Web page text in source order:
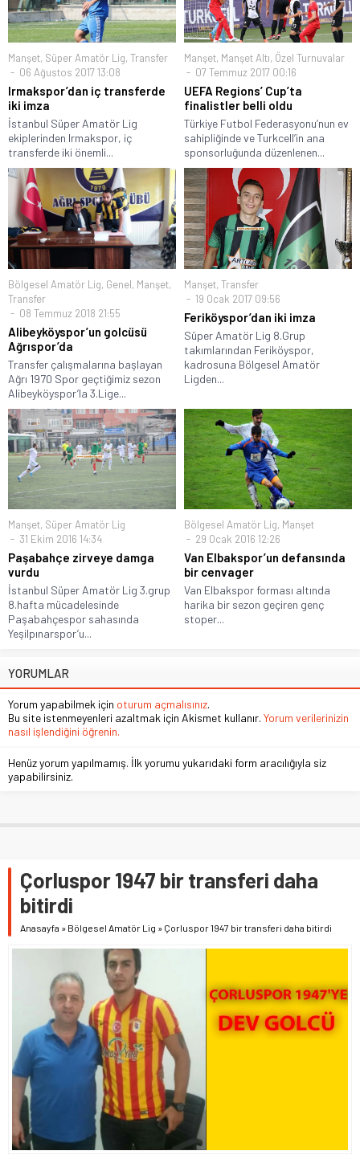
Manşet, Süper Amatör Lig, Transfer
06 Ağustos 2017 13:08
Irmakspor’dan iç transferde
iki imza
İstanbul Süper Amatör Lig
ekiplerinden Irmakspor, iç
transferde iki önemli...
Manşet, Manşet Altı, Özel Turnuvalar
07 Temmuz 2017 00:16
UEFA Regions’ Cup’ta
finalistler belli oldu
Türkiye Futbol Federasyonu’nun ev
sahipliğinde ve Turkcell’in ana
sponsorluğunda düzenlenen...
Bölgesel Amatör Lig, Genel, Manşet,
Transfer
08 Temmuz 2018 21:55
Alibeyköyspor’un golcüsü
Ağrıspor’da
Transfer çalışmalarına başlayan
Ağrı 1970 Spor geçtiğimiz sezon
Alibeyköyspor’la 3.Lige...
Manşet, Transfer
19 Ocak 2017 09:56
Feriköyspor’dan iki imza
Süper Amatör Lig 8.Grup
takımlarından Feriköyspor,
kadrosuna Bölgesel Amatör
Ligden...
Manşet, Süper Amatör Lig
31 Ekim 2016 14:34
Paşabahçe zirveye damga
vurdu
İstanbul Süper Amatör Lig 3.grup
8.hafta mücadelesinde
Paşabahçespor sahasında
Yeşilpınarspor’u...
Bölgesel Amatör Lig, Manşet
29 Ocak 2016 12:26
Van Elbakspor’un defansında
bir cenvager
Van Elbakspor forması altında
harika bir sezon geçiren genç
stoper...
YORUMLAR
Yorum yapabilmek için oturum açmalısınız.
Bu site istenmeyenleri azaltmak için Akismet kullanır. Yorum verilerinizin
nasıl işlendiğini öğrenin.
Henüz yorum yapılmamış. İlk yorumu yukarıdaki form aracılığıyla siz
yapabilirsiniz.
Çorluspor 1947 bir transferi daha
bitirdi
Anasayfa » Bölgesel Amatör Lig » Çorluspor 1947 bir transferi daha bitirdi